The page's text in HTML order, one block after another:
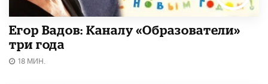
Егор Вадов: Каналу «Образователи»
три года
18 МИН.